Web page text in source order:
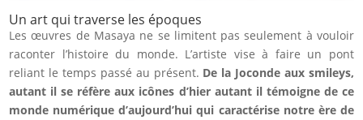
Un art qui traverse les époques
Les œuvres de Masaya ne se limitent pas seulement à vouloir
raconter l’histoire du monde. L’artiste vise à faire un pont
reliant le temps passé au présent. De la Joconde aux smileys,
autant il se réfère aux icônes d’hier autant il témoigne de ce
monde numérique d’aujourd’hui qui caractérise notre ère de